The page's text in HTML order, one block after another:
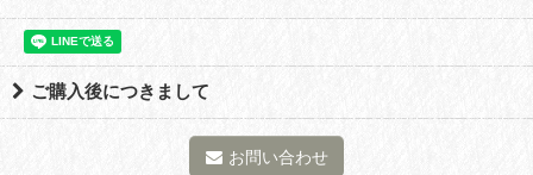
ご購入後につきまして
お問い合わせ